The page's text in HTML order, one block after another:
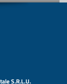
S.R.L.U.